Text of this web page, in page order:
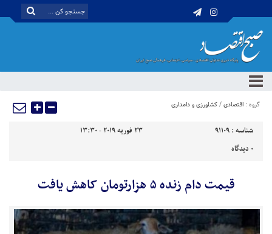
گروه : اقتصادی/کشاورزی و دامداری
شناسه : 91109
23 فوریه 2019 - 13:30
0 دیدگاه
قیمت دام زنده ۵ هزارتومان کاهش یافت